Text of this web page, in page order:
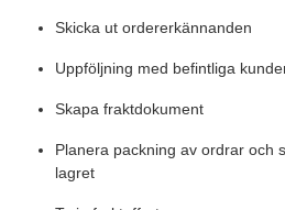
Skicka ut ordererkännanden
Uppföljning med befintliga
Skapa fraktdokument
Planera packning av ordrar och
lagret